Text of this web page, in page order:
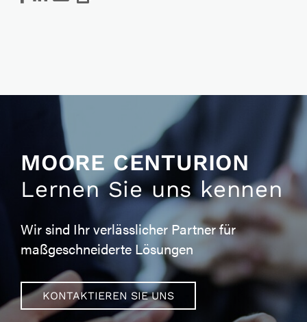
MOORE CENTURION
Lernen Sie uns kennen
Wir sind Ihr verlässlicher Partner für
maßgeschneiderte Lösungen
KONTAKTIEREN SIE UNS